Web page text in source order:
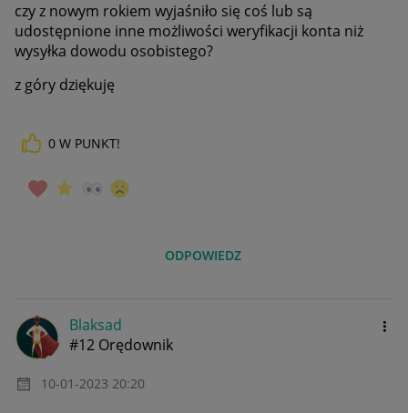
czy z nowym rokiem wyjaśniło się coś lub są
udostępnione inne możliwości weryfikacji konta niż
wysyłka dowodu osobistego?
z góry dziękuję
0 W PUNKT!
ODPOWIEDZ
Blaksad
#12 Orędownik
‎10-01-2023 20:20